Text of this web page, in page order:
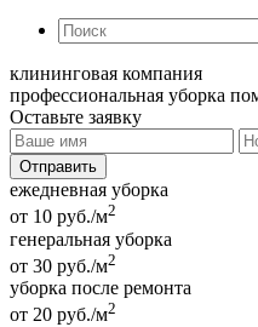
клининговая компания
профессиональная уборка
Оставьте заявку
ежедневная уборка
от 10 руб./м2
генеральная уборка
от 30 руб./м2
уборка после ремонта
от 20 руб./м2